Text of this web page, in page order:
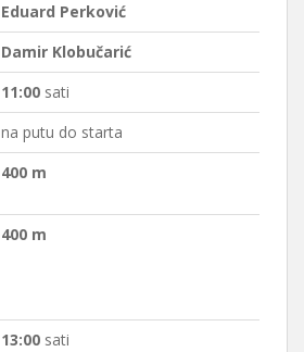
Eduard Perković
Damir Klobučarić
11:00 sati
na putu do starta
400 m
400 m
13:00 sati